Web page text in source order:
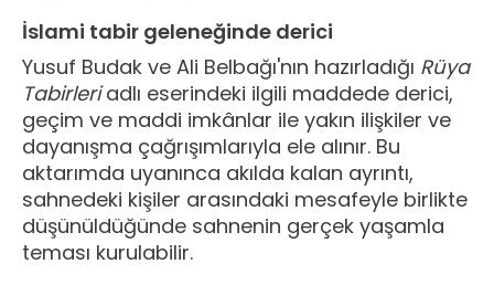
İslami tabir geleneğinde derici
Yusuf Budak ve Ali Belbağı'nın hazırladığı Rüya
Tabirleriadlı eserindeki ilgili maddede derici,
geçim ve maddi imkânlar ile yakın ilişkiler ve
dayanışma çağrışımlarıyla ele alınır. Bu
aktarımda uyanınca akılda kalan ayrıntı,
sahnedeki kişiler arasındaki mesafeyle birlikte
düşünüldüğünde sahnenin gerçek yaşamla
teması kurulabilir.